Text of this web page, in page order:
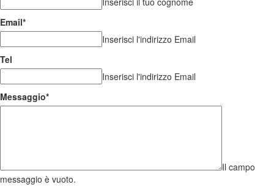
Email*
Inserisci l'indirizzo Email
Tel
Inserisci l'indirizzo Email
Messaggio*
Il campo
messaggio è vuoto.